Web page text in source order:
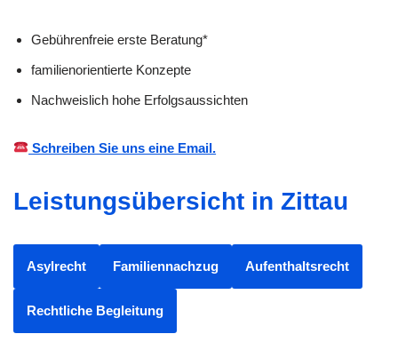
Gebührenfreie erste Beratung*
familienorientierte Konzepte
Nachweislich hohe Erfolgsaussichten
Schreiben Sie uns eine Email.
Leistungsübersicht in Zittau
Asylrecht Familiennachzug Aufenthaltsrecht
Rechtliche Begleitung